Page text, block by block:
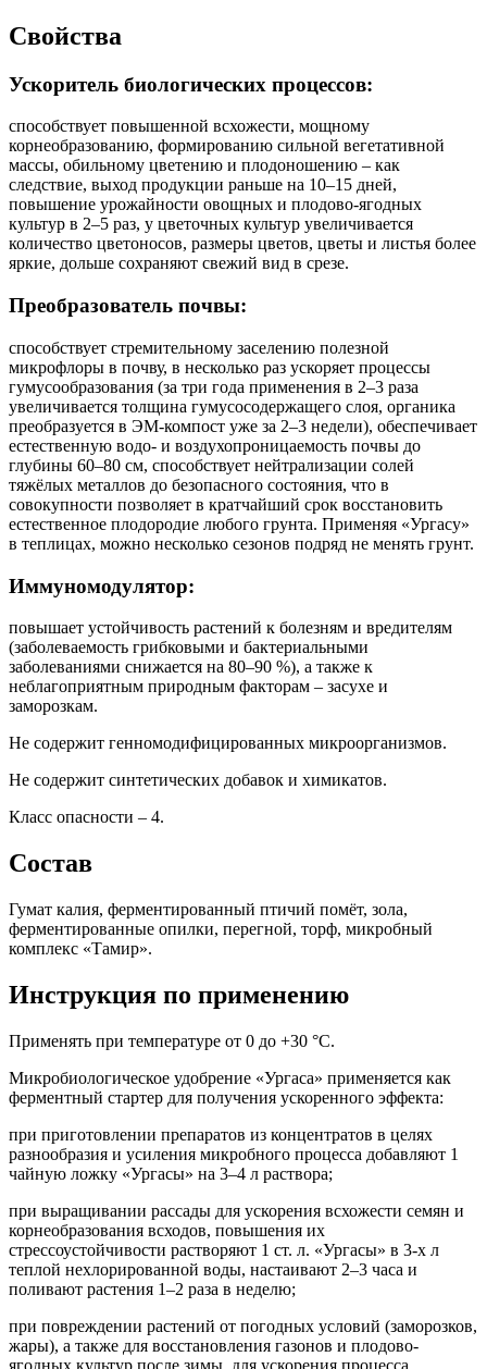
Свойства
Ускоритель биологических процессов:
способствует повышенной всхожести, мощному
корнеобразованию, формированию сильной вегетативной
массы, обильному цветению и плодоношению – как
следствие, выход продукции раньше на 10–15 дней,
повышение урожайности овощных и плодово-ягодных
культур в 2–5 раз, у цветочных культур увеличивается
количество цветоносов, размеры цветов, цветы и листья более
яркие, дольше сохраняют свежий вид в срезе.
Преобразователь почвы:
способствует стремительному заселению полезной
микрофлоры в почву, в несколько раз ускоряет процессы
гумусообразования (за три года применения в 2–3 раза
увеличивается толщина гумусосодержащего слоя, органика
преобразуется в ЭМ-компост уже за 2–3 недели), обеспечивает
естественную водо- и воздухопроницаемость почвы до
глубины 60–80 см, способствует нейтрализации солей
тяжёлых металлов до безопасного состояния, что в
совокупности позволяет в кратчайший срок восстановить
естественное плодородие любого грунта. Применяя «Ургасу»
в теплицах, можно несколько сезонов подряд не менять грунт.
Иммуномодулятор:
повышает устойчивость растений к болезням и вредителям
(заболеваемость грибковыми и бактериальными
заболеваниями снижается на 80–90 %), а также к
неблагоприятным природным факторам – засухе и
заморозкам.
Не содержит генномодифицированных микроорганизмов.
Не содержит синтетических добавок и химикатов.
Класс опасности – 4.
Состав
Гумат калия, ферментированный птичий помёт, зола,
ферментированные опилки, перегной, торф, микробный
комплекс «Тамир».
Инструкция по применению
Применять при температуре от 0 до +30 °С.
Микробиологическое удобрение «Ургаса» применяется как
ферментный стартер для получения ускоренного эффекта:
при приготовлении препаратов из концентратов в целях
разнообразия и усиления микробного процесса добавляют 1
чайную ложку «Ургасы» на 3–4 л раствора;
при выращивании рассады для ускорения всхожести семян и
корнеобразования всходов, повышения их
стрессоустойчивости растворяют 1 ст. л. «Ургасы» в 3-х л
теплой нехлорированной воды, настаивают 2–3 часа и
поливают растения 1–2 раза в неделю;
при повреждении растений от погодных условий (заморозков,
жары), а также для восстановления газонов и плодово-
ягодных культур после зимы, для ускорения процесса